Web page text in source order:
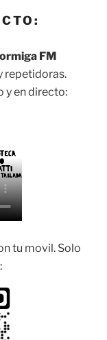
FM
repetidoras.
y en directo:
tu movil. Solo